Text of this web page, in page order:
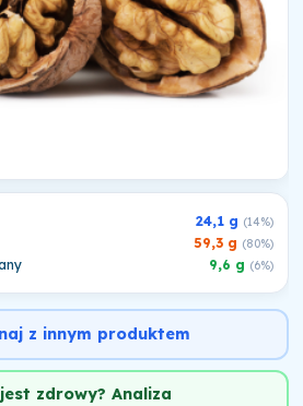
24,1 g (14%)
59,3 g (80%)
9,6 g (6%)
z innym produktem
jest zdrowy? Analiza